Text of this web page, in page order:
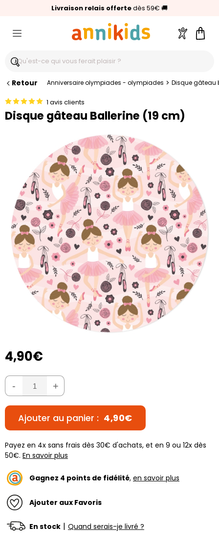
Livraison relais offertedès 59€ 🚚
🥇Palmarès Capital 2025 :Annikids N°1
⭐⭐⭐⭐⭐4,6/5(24 000 avis clients)
Compte
Retour Anniversaire olympiades - olympiades > Disque gâteau
1 avis clients
Disque gâteau Ballerine (19 cm)
4,90€
- +
Ajouter au panier : 4,90€
Payez en 4x sans frais dès 30€ d'achats, et en 9 ou 12x dès
50€. En savoir plus
Gagnez 4 points de fidélité, en savoir plus
Ajouter aux Favoris
En stock | Quand serais-je livré ?